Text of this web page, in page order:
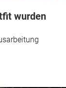
wurden